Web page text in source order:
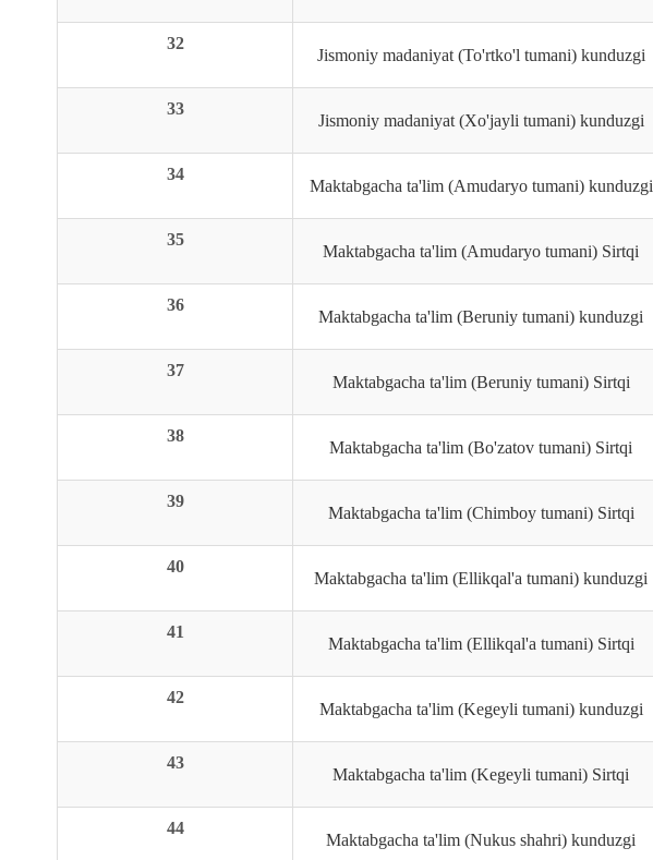
32
Jismoniy madaniyat (To'rtko'l tumani) kunduzgi
33
Jismoniy madaniyat (Xo'jayli tumani) kunduzgi
34
Maktabgacha ta'lim (Amudaryo tumani) kunduzgi
35
Maktabgacha ta'lim (Amudaryo tumani) Sirtqi
36
Maktabgacha ta'lim (Beruniy tumani) kunduzgi
37
Maktabgacha ta'lim (Beruniy tumani) Sirtqi
38
Maktabgacha ta'lim (Bo'zatov tumani) Sirtqi
39
Maktabgacha ta'lim (Chimboy tumani) Sirtqi
40
Maktabgacha ta'lim (Ellikqal'a tumani) kunduzgi
41
Maktabgacha ta'lim (Ellikqal'a tumani) Sirtqi
42
Maktabgacha ta'lim (Kegeyli tumani) kunduzgi
43
Maktabgacha ta'lim (Kegeyli tumani) Sirtqi
44
Maktabgacha ta'lim (Nukus shahri) kunduzgi